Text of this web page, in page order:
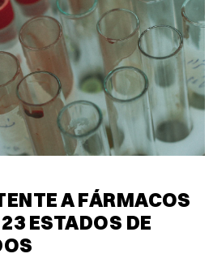
A FÁRMACOS
ESTADOS DE